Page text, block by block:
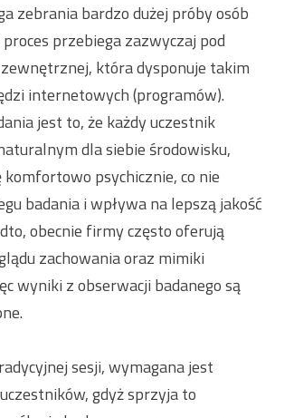
zebrania bardzo dużej próby osób
proces przebiega zazwyczaj pod
która dysponuje takim
internetowych (programów).
jest to, że każdy uczestnik
dla siebie środowisku,
komfortowo psychicznie, co nie
badania i wpływa na lepszą jakość
obecnie firmy często oferują
zachowania oraz mimiki
wyniki z obserwacji badanego są
sesji, wymagana jest
gdyż sprzyja to